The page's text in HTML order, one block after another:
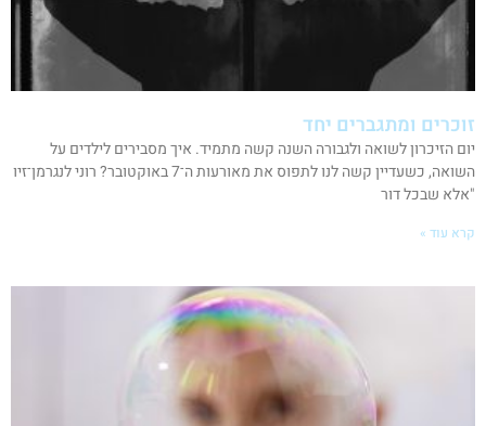
זוכרים ומתגברים יחד
יום הזיכרון לשואה ולגבורה השנה קשה מתמיד. איך מסבירים לילדים על
השואה, כשעדיין קשה לנו לתפוס את מאורעות ה־7 באוקטובר? רוני לנגרמן־זיו
"אלא שבכל דור
קרא עוד »